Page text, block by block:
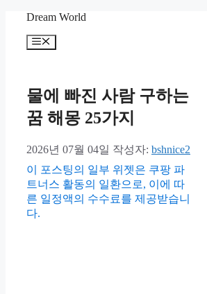
Dream World
메
물에 빠진 사람 구하는
꿈 해몽 25가지
2026년 07월 04일 작성자: bshnice2
이 포스팅의 일부 위젯은 쿠팡 파
트너스 활동의 일환으로, 이에 따
른 일정액의 수수료를 제공받습니
다.